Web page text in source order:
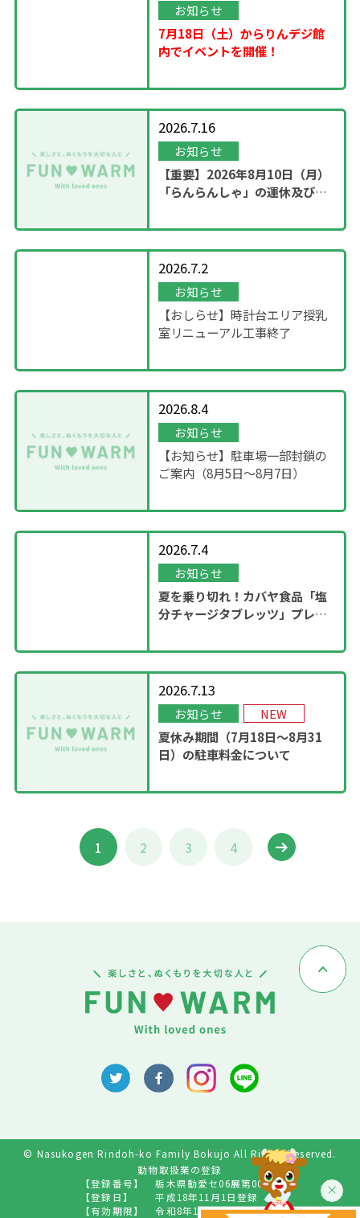
お知らせ
7月18日（土）からりんデジ館
内でイベントを開催！
2026.7.16
お知らせ
【重要】2026年8月10日（月）
「らんらんしゃ」の運休及び園
2026.7.2
お知らせ
【おしらせ】時計台エリア授乳
室リニューアル工事終了
2026.8.4
お知らせ
【お知らせ】駐車場一部封鎖の
ご案内（8月5日〜8月7日）
2026.7.4
お知らせ
夏を乗り切れ！カバヤ食品「塩
分チャージタブレッツ」プレゼ
2026.7.13
お知らせ NEW
夏休み期間（7月18日～8月31
日）の駐車料金について
1 2 3 4
© Nasukogen Rindoh-ko Family Bokujo All Rights Reserved.
動物取扱業の登録
【登録番号】
栃木県動愛セ06展第009号
【登録日】
平成18年11月1日登録
【有効期限】
令和8年10月31日